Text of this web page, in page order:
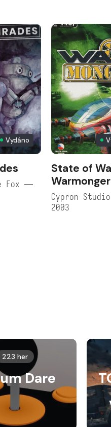
Vydáno
Fox —
State of
Warmonger
Cypron
2003
223 her
Dare